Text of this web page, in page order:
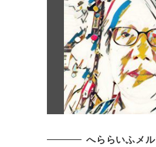
へららいふメ